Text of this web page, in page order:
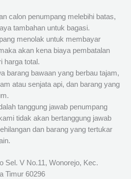
calon penumpang melebihi batas,
tambahan untuk bagasi.
menolak untuk membayar
akan kena biaya pembatalan
harga total.
barang bawaan yang berbau tajam,
atau senjata api, dan barang yang
tanggung jawab penumpang
tidak akan bertanggung jawab
dan barang yang tertukar
Sel. V No.11, Wonorejo, Kec.
Timur 60296